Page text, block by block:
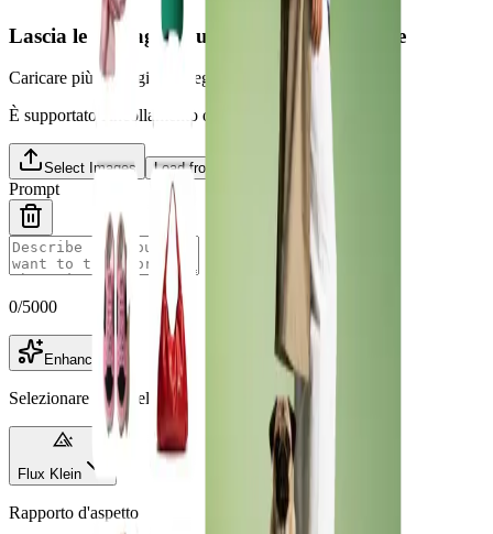
Lascia le immagini qui, o clicca per sfogliare
Caricare più immagini e sceglierne una come principale
È supportato l'incollamento dagli appunti.
Select Images Load from Library
Prompt
0/5000
Enhance
Selezionare il modello
Flux Klein
Rapporto d'aspetto